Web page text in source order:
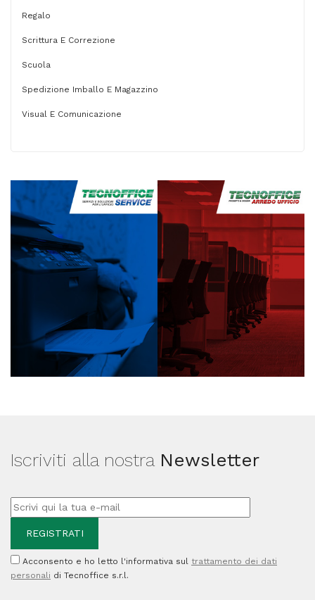
Regalo
Scrittura E Correzione
Scuola
Spedizione Imballo E Magazzino
Visual E Comunicazione
Iscriviti alla nostra Newsletter
Acconsento e ho letto l'informativa sul trattamento dei dati
personali di Tecnoffice s.r.l.